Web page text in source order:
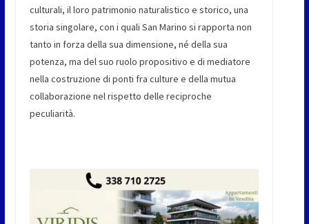
culturali, il loro patrimonio naturalistico e storico, una
storia singolare, con i quali San Marino si rapporta non
tanto in forza della sua dimensione, né della sua
potenza, ma del suo ruolo propositivo e di mediatore
nella costruzione di ponti fra culture e della mutua
collaborazione nel rispetto delle reciproche
peculiarità.